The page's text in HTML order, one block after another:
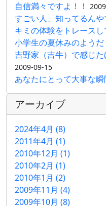
自信満々ですよ！！
すごい人、知ってるんや
キミの体験をトレース
小学生の夏休みのようだ
吉野家（吉牛）で感じた
2009-09-15
あなたにとって大事な瞬
アーカイブ
2024年4月 (8)
2011年4月 (1)
2010年12月 (1)
2010年2月 (1)
2010年1月 (2)
2009年11月 (4)
2009年10月 (8)